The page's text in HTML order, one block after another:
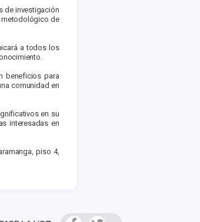
de investigación
metodológico de
a todos los
beneficios para
comunidad en
en su
interesadas en
piso 4,